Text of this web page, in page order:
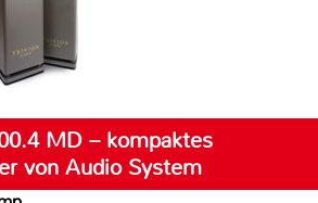
MD – kompaktes
von Audio System